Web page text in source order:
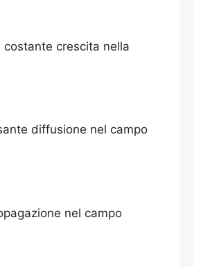
crescita nella
diffusione nel campo
nel campo